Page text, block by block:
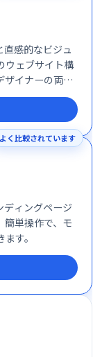
感的なビジュ
ウェブサイト構
ザイナーの両方
ロップ操作と、
せることがで
、プラグイン、
イル管理など、
ーからエンタ
ト構築環境を
よく比較されています
ディングページ
簡単操作で、モ
す。